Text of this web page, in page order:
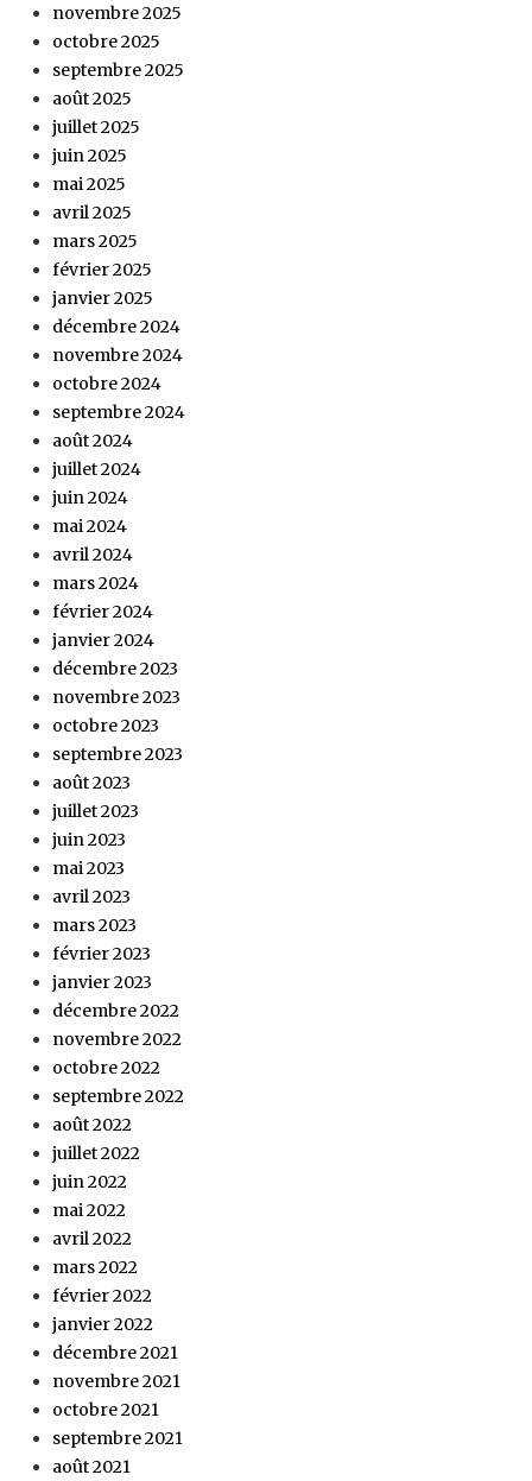
novembre 2025
octobre 2025
septembre 2025
août 2025
juillet 2025
juin 2025
mai 2025
avril 2025
mars 2025
février 2025
janvier 2025
décembre 2024
novembre 2024
octobre 2024
septembre 2024
août 2024
juillet 2024
juin 2024
mai 2024
avril 2024
mars 2024
février 2024
janvier 2024
décembre 2023
novembre 2023
octobre 2023
septembre 2023
août 2023
juillet 2023
juin 2023
mai 2023
avril 2023
mars 2023
février 2023
janvier 2023
décembre 2022
novembre 2022
octobre 2022
septembre 2022
août 2022
juillet 2022
juin 2022
mai 2022
avril 2022
mars 2022
février 2022
janvier 2022
décembre 2021
novembre 2021
octobre 2021
septembre 2021
août 2021